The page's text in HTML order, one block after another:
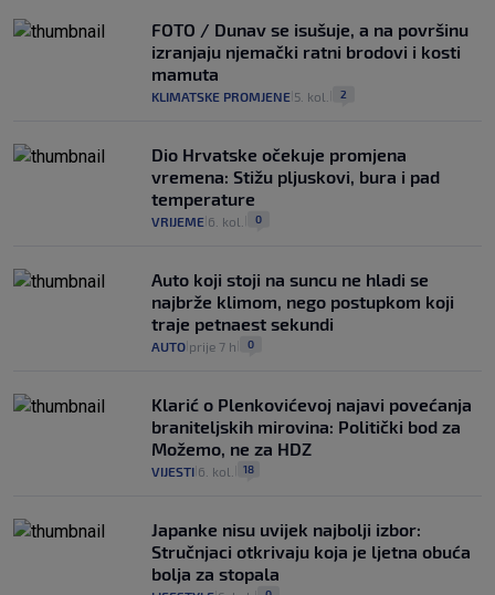
FOTO / Dunav se isušuje, a na površinu
izranjaju njemački ratni brodovi i kosti
mamuta
KLIMATSKE PROMJENE 5. kol. 2
Dio Hrvatske očekuje promjena
vremena: Stižu pljuskovi, bura i pad
temperature
VRIJEME 6. kol. 0
Auto koji stoji na suncu ne hladi se
najbrže klimom, nego postupkom koji
traje petnaest sekundi
AUTO prije 7 h 0
Klarić o Plenkovićevoj najavi povećanja
braniteljskih mirovina: Politički bod za
Možemo, ne za HDZ
VIJESTI 6. kol. 18
Japanke nisu uvijek najbolji izbor:
Stručnjaci otkrivaju koja je ljetna obuća
bolja za stopala